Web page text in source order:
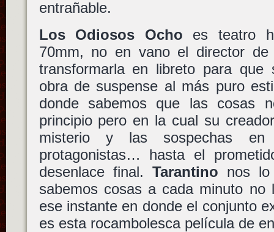
entrañable.
Los Odiosos Ocho es teatro
70mm, no en vano el director de
transformarla en libreto para que
obra de suspense al más puro
donde sabemos que las cosas
principio pero en la cual su
misterio y las sospechas
protagonistas… hasta el
desenlace final. Tarantino nos
sabemos cosas a cada minuto no
ese instante en donde el conjunto
es esta rocambolesca película de